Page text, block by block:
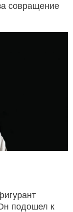
совращение
подошел к